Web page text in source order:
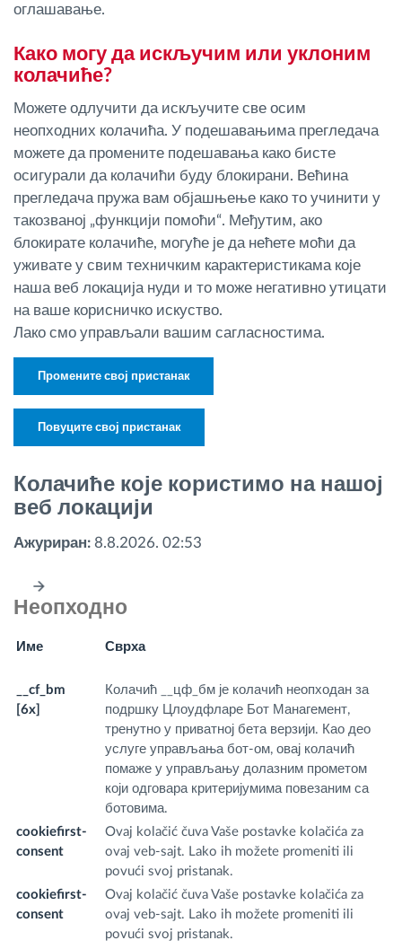
оглашавање.
Како могу да искључим или уклоним
колачиће?
Можете одлучити да искључите све осим
неопходних колачића. У подешавањима прегледача
можете да промените подешавања како бисте
осигурали да колачићи буду блокирани. Већина
прегледача пружа вам објашњење како то учинити у
такозваној „функцији помоћи“. Међутим, ако
блокирате колачиће, могуће је да нећете моћи да
уживате у свим техничким карактеристикама које
наша веб локација нуди и то може негативно утицати
на ваше корисничко искуство.
Лако смо управљали вашим сагласностима.
Промените свој пристанак
Повуците свој пристанак
Колачиће које користимо на нашој
веб локацији
Ажуриран: 8.8.2026. 02:53
Неопходно
Име Сврха
__cf_bm
[6x]
Колачић __цф_бм је колачић неопходан за
подршку Цлоудфларе Бот Манагемент,
тренутно у приватној бета верзији. Као део
услуге управљања бот-ом, овај колачић
помаже у управљању долазним прометом
који одговара критеријумима повезаним са
ботовима.
cookiefirst-
consent
Ovaj kolačić čuva Vaše postavke kolačića za
ovaj veb-sajt. Lako ih možete promeniti ili
povući svoj pristanak.
cookiefirst-
consent
Ovaj kolačić čuva Vaše postavke kolačića za
ovaj veb-sajt. Lako ih možete promeniti ili
povući svoj pristanak.